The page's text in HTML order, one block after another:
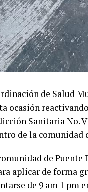
de Salud
ocasión
Sanitaria No.
de la comunidad
de Puente
aplicar de forma
de 9 am 1 pm